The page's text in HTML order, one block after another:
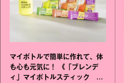
マイボトルで簡単に作れて、体
も心も元気に！ 《「ブレンデ
ィ」マイボトルスティック い